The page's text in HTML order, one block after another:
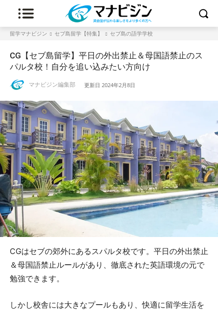
留学マナビジン セブ島留学【特集】 セブ島の語学学校
CG【セブ島留学】平日の外出禁止＆母国語禁止のス
パルタ校！自分を追い込みたい方向け
マナビジン編集部 更新日 2024年2月8日
CGはセブの郊外にあるスパルタ校です。平日の外出禁止
＆母国語禁止ルールがあり、徹底された英語環境の元で
勉強できます。
しかし校舎には大きなプールもあり、快適に留学生活を